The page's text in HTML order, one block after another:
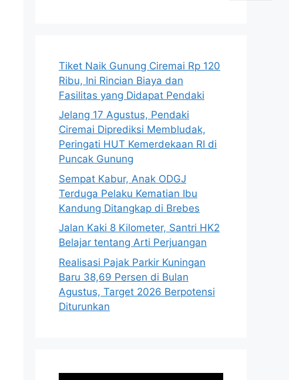
Tiket Naik Gunung Ciremai Rp 120
Ribu, Ini Rincian Biaya dan
Fasilitas yang Didapat Pendaki
Jelang 17 Agustus, Pendaki
Ciremai Diprediksi Membludak,
Peringati HUT Kemerdekaan RI di
Puncak Gunung
Sempat Kabur, Anak ODGJ
Terduga Pelaku Kematian Ibu
Kandung Ditangkap di Brebes
Jalan Kaki 8 Kilometer, Santri HK2
Belajar tentang Arti Perjuangan
Realisasi Pajak Parkir Kuningan
Baru 38,69 Persen di Bulan
Agustus, Target 2026 Berpotensi
Diturunkan